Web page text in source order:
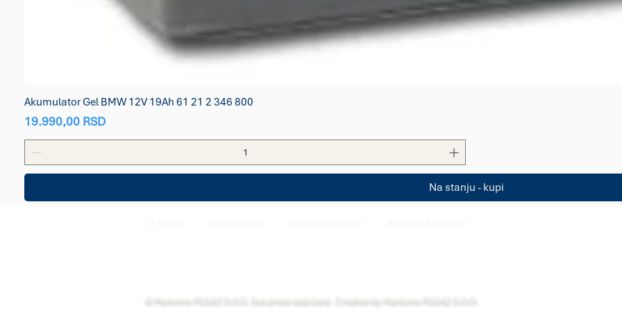
Akumulator Gel BMW 12V 19Ah 61 21 2 346 800
Price
19.990,00 RSD
Na stanju - kupi
© Markone PEGAZ D.O.O. Sva prava zadržana. Created by Markone PEGAZ D.O.O.